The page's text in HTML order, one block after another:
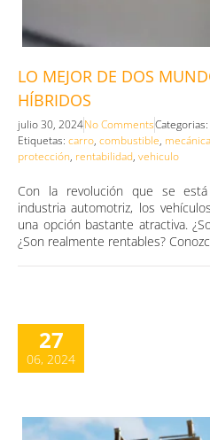
LO MEJOR DE DOS
HÍBRIDOS
julio 30, 2024No CommentsCategorias:
Etiquetas: carro, combustible, mecánica
protección, rentabilidad, vehiculo
Con la revolución que se
industria automotriz, los
una opción bastante atractiva.
¿Son realmente rentables?
27
06, 2024